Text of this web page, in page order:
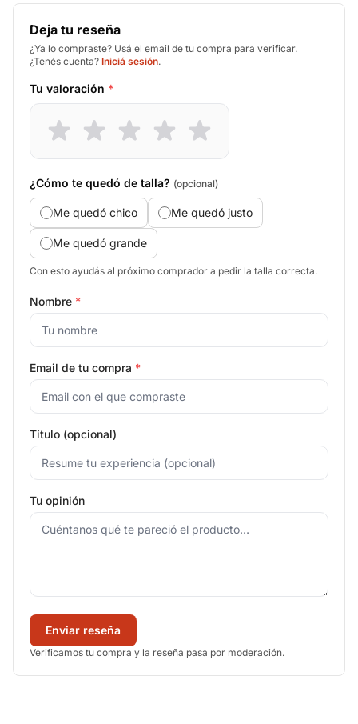
Deja tu reseña
¿Ya lo compraste? Usá el email de tu compra para verificar.
¿Tenés cuenta? Iniciá sesión.
Tu valoración *
¿Cómo te quedó de talla? (opcional)
Me quedó chico Me quedó justo
Me quedó grande
Con esto ayudás al próximo comprador a pedir la talla correcta.
Nombre *
Email de tu compra *
Título (opcional)
Tu opinión
Enviar reseña
Verificamos tu compra y la reseña pasa por moderación.